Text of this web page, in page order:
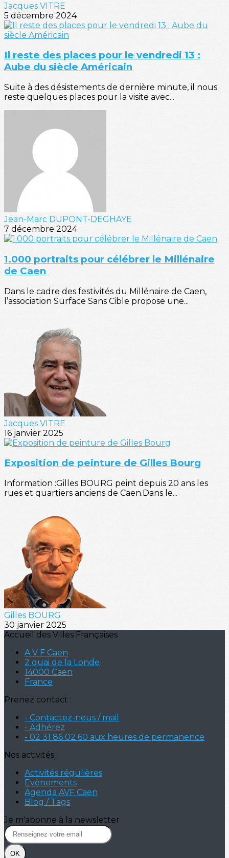
Jacques VITRE
5 décembre 2024
Il reste des places pour le vendredi 13 :
Aube du siècle Américain
Suite à des désistements de dernière minute, il nous
reste quelques places pour la visite avec...
Jean-Marc DUPONT-DEGHAYE
7 décembre 2024
1.000 portraits pour célébrer le Millénaire
de Caen
Dans le cadre des festivités du Millénaire de Caen,
l’association Surface Sans Cible propose une...
Jacques VITRE
16 janvier 2025
Exposition de peinture de Gilles Bourg
Information :Gilles BOURG peint depuis 20 ans les
rues et quartiers anciens de Caen.Dans le...
Gilles BOURG
30 janvier 2025
Accueil des Villes Françaises
A V F Caen
2 quai de la Londe
14000 Caen
France
Prenez contact :
- Contactez-nous / mail
- Adhérez
- 02 31 86 02 60 aux heures de permanence
Nos activités :
Activités régulières
Evènements
Agenda AVF Caen
Blog / Tags
Je m'abonne à la newsletter
OK